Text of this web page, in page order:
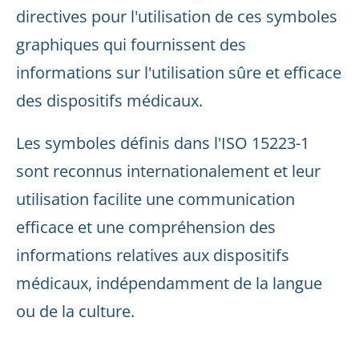
directives pour l'utilisation de ces symboles
graphiques qui fournissent des
informations sur l'utilisation sûre et efficace
des dispositifs médicaux.
Les symboles définis dans l'ISO 15223-1
sont reconnus internationalement et leur
utilisation facilite une communication
efficace et une compréhension des
informations relatives aux dispositifs
médicaux, indépendamment de la langue
ou de la culture.